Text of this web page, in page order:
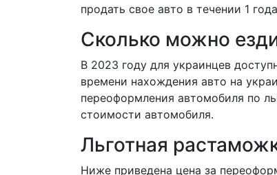
продать свое авто в течении 1
Сколько можно
В 2023 году для украинцев
времени нахождения авто на
переоформления автомобиля по
стоимости автомобиля.
Льготная
Ниже приведена цена за